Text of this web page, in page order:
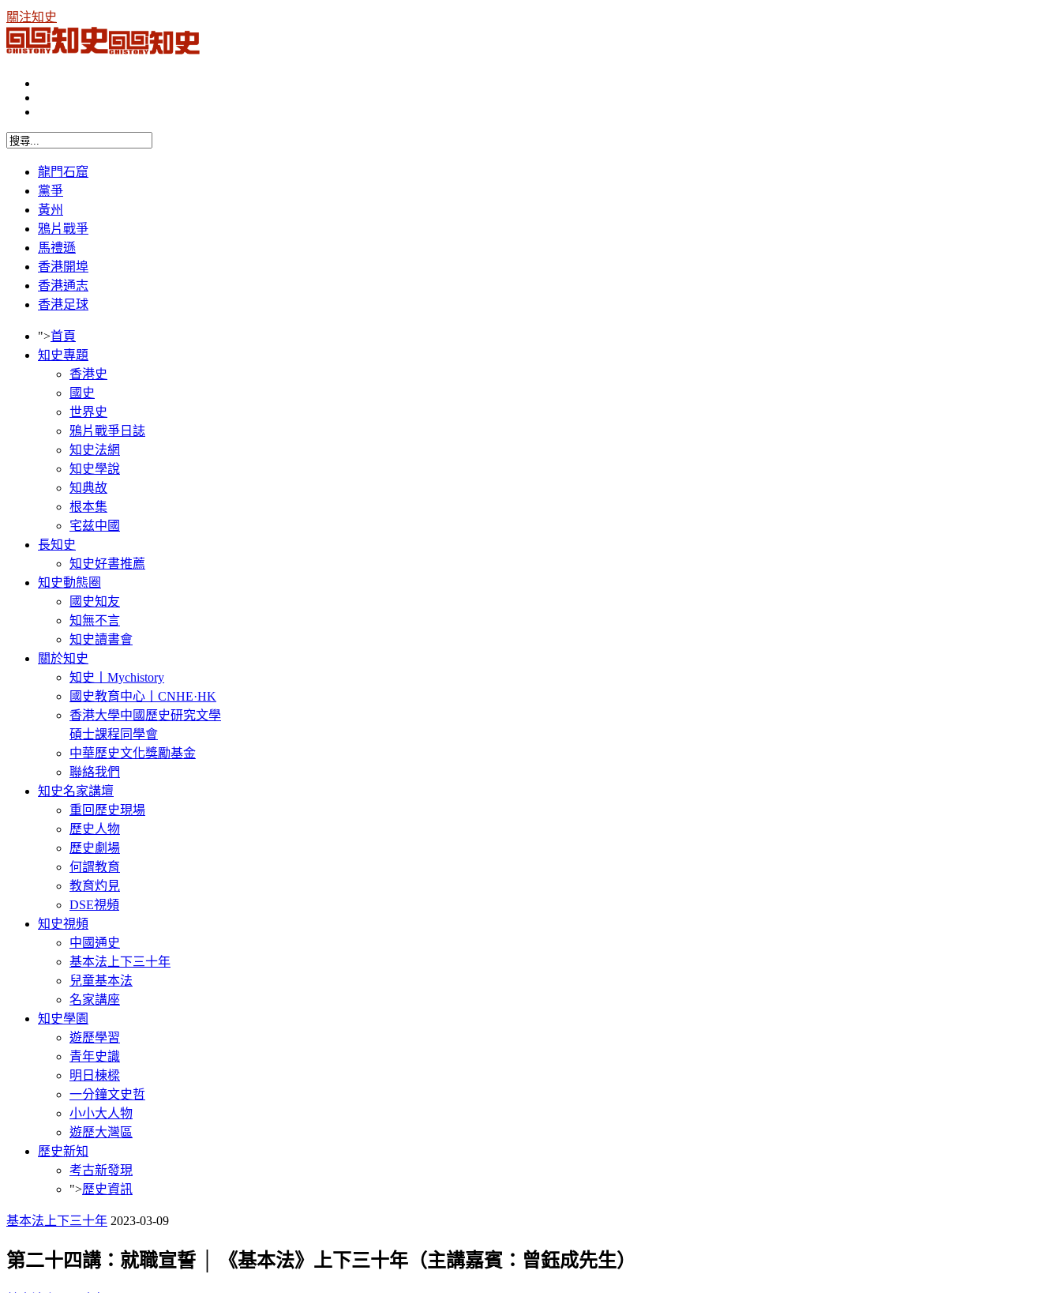
關注知史
龍門石窟
黨爭
黃州
鴉片戰爭
馬禮遜
香港開埠
香港通志
香港足球
">首頁
知史專題
香港史
國史
世界史
鴉片戰爭日誌
知史法網
知史學說
知典故
根本集
宅兹中國
長知史
知史好書推薦
知史動態圈
國史知友
知無不言
知史讀書會
關於知史
知史丨Mychistory
國史教育中心丨CNHE·HK
香港大學中國歷史研究文學
碩士課程同學會
中華歷史文化獎勵基金
聯絡我們
知史名家講壇
重回歷史現場
歷史人物
歷史劇場
何謂教育
教育灼見
DSE視頻
知史視頻
中國通史
基本法上下三十年
兒童基本法
名家講座
知史學園
遊歷學習
青年史識
明日棟樑
一分鐘文史哲
小小大人物
遊歷大灣區
歷史新知
考古新發現
">歷史資訊
基本法上下三十年 2023-03-09
第二十四講：就職宣誓 │ 《基本法》上下三十年（主講嘉賓：曾鈺成先生）